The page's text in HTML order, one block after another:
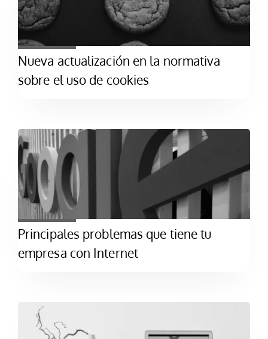
Nueva actualización en la normativa
sobre el uso de cookies
Principales problemas que tiene tu
empresa con Internet